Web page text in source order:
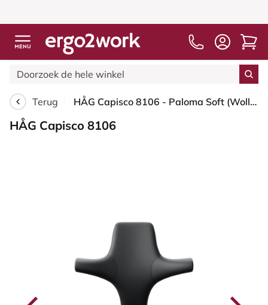
Terug HÅG Capisco 8106 - Paloma Soft (Wollsdorf) - Semi-aniline Leder - ATG55206 - Grey - Moss Grey - 200 mm (Zithoogte 46-64mm) - Glijdoppen
HÅG Capisco 8106